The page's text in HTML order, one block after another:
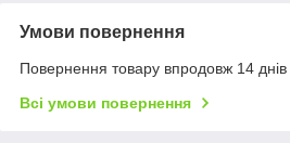
Умови повернення
Повернення товару впродовж 14
Всі умови повернення